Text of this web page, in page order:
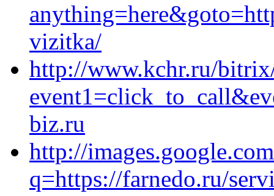
vizitka/
http://www.kchr.ru/
biz.ru
http://
q=https://farnedo.ru/